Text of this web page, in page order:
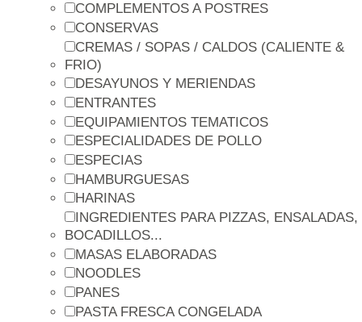
COMPLEMENTOS A POSTRES
CONSERVAS
CREMAS / SOPAS / CALDOS (CALIENTE &
FRIO)
DESAYUNOS Y MERIENDAS
ENTRANTES
EQUIPAMIENTOS TEMATICOS
ESPECIALIDADES DE POLLO
ESPECIAS
HAMBURGUESAS
HARINAS
INGREDIENTES PARA PIZZAS, ENSALADAS,
BOCADILLOS...
MASAS ELABORADAS
NOODLES
PANES
PASTA FRESCA CONGELADA